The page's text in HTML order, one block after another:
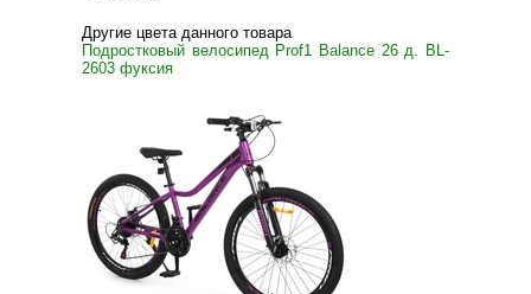
Другие цвета данного товара
Подростковый велосипед Prof1 Balance 26 д. BL-
2603 фуксия